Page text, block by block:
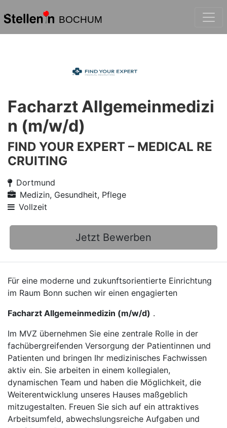
BOCHUM
Facharzt Allgemeinmedizi
n (m/w/d)
FIND YOUR EXPERT – MEDICAL RE
CRUITING
Dortmund
Medizin, Gesundheit, Pflege
Vollzeit
Jetzt Bewerben
Für eine moderne und zukunftsorientierte Einrichtung
im Raum Bonn suchen wir einen engagierten
Facharzt Allgemeinmedizin (m/w/d) .
Im MVZ übernehmen Sie eine zentrale Rolle in der
fachübergreifenden Versorgung der Patientinnen und
Patienten und bringen Ihr medizinisches Fachwissen
aktiv ein. Sie arbeiten in einem kollegialen,
dynamischen Team und haben die Möglichkeit, die
Weiterentwicklung unseres Hauses maßgeblich
mitzugestalten. Freuen Sie sich auf ein attraktives
Arbeitsumfeld, abwechslungsreiche Aufgaben und